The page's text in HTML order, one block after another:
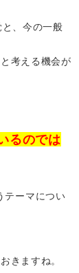
、今の一般
考える機会が
るのでは
テーマについ
きますね。